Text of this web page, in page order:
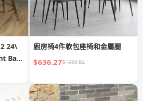
24\
Bar
廚房椅4件軟包座椅和金屬腿
$636.27$1066.82